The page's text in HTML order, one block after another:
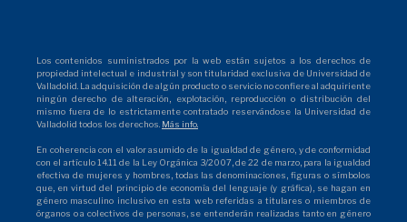
Los contenidos suministrados por la web están sujetos a los derechos de
propiedad intelectual e industrial y son titularidad exclusiva de Universidad de
Valladolid. La adquisición de algún producto o servicio no confiere al adquiriente
ningún derecho de alteración, explotación, reproducción o distribución del
mismo fuera de lo estrictamente contratado reservándose la Universidad de
Valladolid todos los derechos. Más info.
En coherencia con el valor asumido de la igualdad de género, y de conformidad
con el artículo 14.11 de la Ley Orgánica 3/2007, de 22 de marzo, para la igualdad
efectiva de mujeres y hombres, todas las denominaciones, figuras o símbolos
que, en virtud del principio de economía del lenguaje (y gráfica), se hagan en
género masculino inclusivo en esta web referidas a titulares o miembros de
órganos o a colectivos de personas, se entenderán realizadas tanto en género